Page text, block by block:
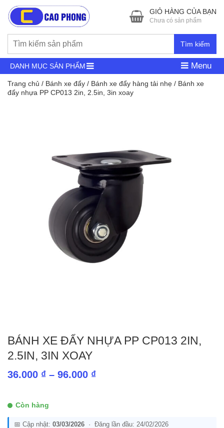
Tìm kiếm
GIỎ HÀNG CỦA BẠN
Chưa có sản phẩm
DANH MỤC SẢN PHẨM Menu
Trang chủ / Bánh xe đẩy / Bánh xe đẩy hàng tải nhẹ / Bánh xe
đẩy nhựa PP CP013 2in, 2.5in, 3in xoay
BÁNH XE ĐẨY NHỰA PP CP013 2IN,
2.5IN, 3IN XOAY
36.000 ₫ – 96.000 ₫Khoảng
Còn hàng
📅 Cập nhật: 03/03/2026 · Đăng lần đầu: 24/02/2026